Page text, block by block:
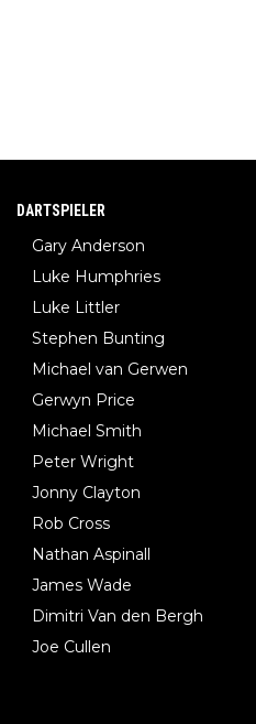
DARTSPIELER
Gary Anderson
Luke Humphries
Luke Littler
Stephen Bunting
Michael van Gerwen
Gerwyn Price
Michael Smith
Peter Wright
Jonny Clayton
Rob Cross
Nathan Aspinall
James Wade
Dimitri Van den Bergh
Joe Cullen